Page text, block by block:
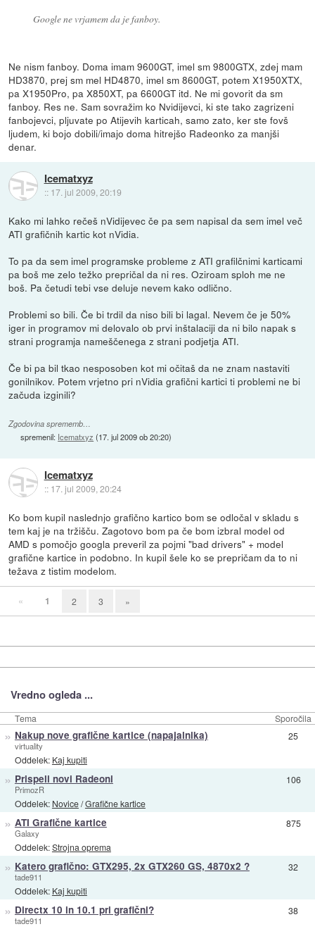
Google ne vrjamem da je fanboy.
Ne nism fanboy. Doma imam 9600GT, imel sm 9800GTX, zdej mam
HD3870, prej sm mel HD4870, imel sm 8600GT, potem X1950XTX,
pa X1950Pro, pa X850XT, pa 6600GT itd. Ne mi govorit da sm
fanboy. Res ne. Sam sovražim ko Nvidijevci, ki ste tako zagrizeni
fanbojevci, pljuvate po Atijevih karticah, samo zato, ker ste fovš
ljudem, ki bojo dobili/imajo doma hitrejšo Radeonko za manjši
denar.
Icematxyz
:: 17. jul 2009, 20:19
Kako mi lahko rečeš nVidijevec če pa sem napisal da sem imel več
ATI grafičnih kartic kot nVidia.
To pa da sem imel programske probleme z ATI grafilčnimi karticami
pa boš me zelo težko prepričal da ni res. Oziroam sploh me ne
boš. Pa četudi tebi vse deluje nevem kako odlično.
Problemi so bili. Če bi trdil da niso bili bi lagal. Nevem če je 50%
iger in programov mi delovalo ob prvi inštalaciji da ni bilo napak s
strani programja nameščenega z strani podjetja ATI.
Če bi pa bil tkao nesposoben kot mi očitaš da ne znam nastaviti
gonilnikov. Potem vrjetno pri nVidia grafični kartici ti problemi ne bi
začuda izginili?
Zgodovina sprememb…
spremenil: Icematxyz (17. jul 2009 ob 20:20)
Icematxyz
:: 17. jul 2009, 20:24
Ko bom kupil naslednjo grafično kartico bom se odločal v skladu s
tem kaj je na tržišču. Zagotovo bom pa če bom izbral model od
AMD s pomočjo googla preveril za pojmi "bad drivers" + model
grafične kartice in podobno. In kupil šele ko se prepričam da to ni
težava z tistim modelom.
« 1 2 3 »
Vredno ogleda ...
Tema Sporočila
» Nakup nove grafične kartice (napajalnika)
virtuality
Oddelek: Kaj kupiti
25
» Prispeli novi Radeoni
PrimozR
Oddelek: Novice/Grafične kartice
106
» ATI Grafične kartice
Galaxy
Oddelek:Strojna oprema
875
» Katero grafično: GTX295, 2x GTX260 GS, 4870x2 ?
tade911
Oddelek: Kaj kupiti
32
» Directx 10 in 10.1 pri grafični?
tade911
38